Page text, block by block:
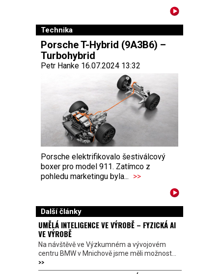
Technika
Porsche T-Hybrid (9A3B6) –
Turbohybrid
Petr Hanke 16.07.2024 13:32
Porsche elektrifikovalo šestiválcový
boxer pro model 911. Zatímco z
pohledu marketingu byla... >>
Další články
UMĚLÁ INTELIGENCE VE VÝROBĚ – FYZICKÁ AI
VE VÝROBĚ
Na návštěvě ve Výzkumném a vývojovém
centru BMW v Mnichově jsme měli možnost...
>>